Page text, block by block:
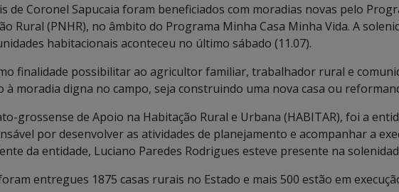
de Coronel Sapucaia foram beneficiados com moradias novas pelo
Rural (PNHR), no âmbito do Programa Minha Casa Minha Vida. A
habitacionais aconteceu no último sábado (11.07).
finalidade possibilitar ao agricultor familiar, trabalhador rural e
à moradia digna no campo, seja construindo uma nova casa ou
grossense de Apoio na Habitação Rural e Urbana (HABITAR), foi a
por desenvolver as atividades de planejamento e acompanhar a
da entidade, Luciano Paredes Rodrigues esteve presente na
entregues 1875 casas rurais no Estado e mais 500 estão em